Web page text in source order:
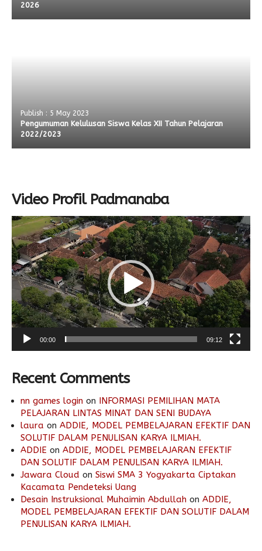
2026
Publish : 5 May 2023
Pengumuman Kelulusan Siswa Kelas XII Tahun Pelajaran
2022/2023
Video Profil Padmanaba
Video
Player
00:00 09:12
Recent Comments
nn games login on INFORMASI PEMILIHAN MATA
PELAJARAN LINTAS MINAT DAN SENI BUDAYA
laura on ADDIE, MODEL PEMBELAJARAN EFEKTIF DAN
SOLUTIF DALAM PENULISAN KARYA ILMIAH.
ADDIE on ADDIE, MODEL PEMBELAJARAN EFEKTIF
DAN SOLUTIF DALAM PENULISAN KARYA ILMIAH.
Jawara Cloud on Siswi SMA 3 Yogyakarta Ciptakan
Kacamata Pendeteksi Uang
Desain Instruksional Muhaimin Abdullah on ADDIE,
MODEL PEMBELAJARAN EFEKTIF DAN SOLUTIF DALAM
PENULISAN KARYA ILMIAH.